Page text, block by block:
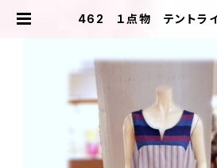
462 １点物 テントライ
ＩＫＡ ＤＥＳＩＧ